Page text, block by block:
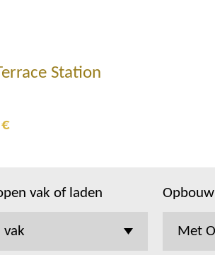
Station
vak of laden Opbouw